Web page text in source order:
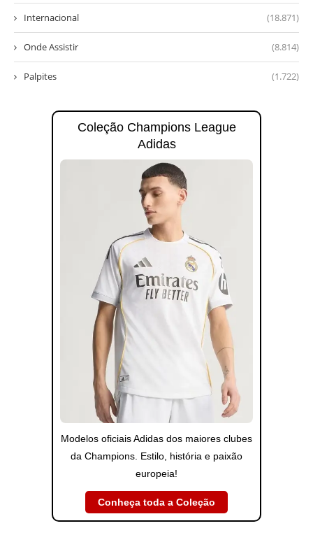
Internacional (18.871)
Onde Assistir (8.814)
Palpites (1.722)
Coleção Champions League
Adidas
Modelos oficiais Adidas dos maiores clubes
da Champions. Estilo, história e paixão
europeia!
Conheça toda a Coleção